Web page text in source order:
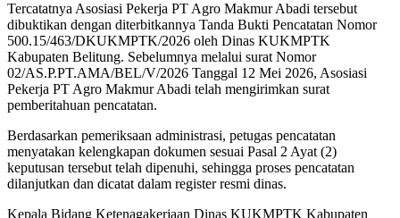
Tercatatnya Asosiasi Pekerja PT Agro Makmur Abadi tersebut
dibuktikan dengan diterbitkannya Tanda Bukti Pencatatan Nomor
500.15/463/DKUKMPTK/2026 oleh Dinas KUKMPTK
Kabupaten Belitung. Sebelumnya melalui surat Nomor
02/AS.P.PT.AMA/BEL/V/2026 Tanggal 12 Mei 2026, Asosiasi
Pekerja PT Agro Makmur Abadi telah mengirimkan surat
pemberitahuan pencatatan.
Berdasarkan pemeriksaan administrasi, petugas pencatatan
menyatakan kelengkapan dokumen sesuai Pasal 2 Ayat (2)
keputusan tersebut telah dipenuhi, sehingga proses pencatatan
dilanjutkan dan dicatat dalam register resmi dinas.
Kepala Bidang Ketenagakerjaan Dinas KUKMPTK Kabupaten